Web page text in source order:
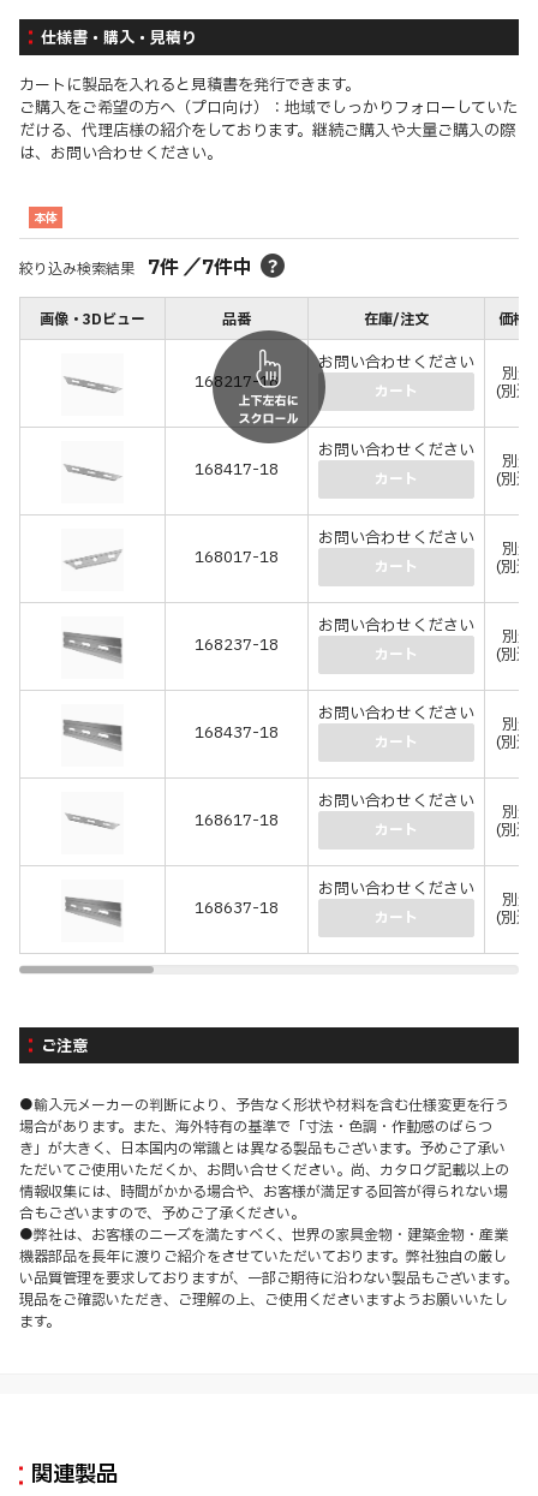
仕様書・購入・見積り
カートに製品を入れると見積書を発行できます。
ご購入をご希望の方へ（プロ向け）：地域でしっかりフォローしていた
だける、代理店様の紹介をしております。継続ご購入や大量ご購入の際
は、お問い合わせください。
本体
絞り込み検索結果 7件／7件中
画像・3Dビュー 品番 在庫/注文 価格(
168217-18
お問い合わせください
カート
別途
(別途
168417-18
お問い合わせください
カート
別途
(別途
168017-18
お問い合わせください
カート
別途
(別途
168237-18
お問い合わせください
カート
別途
(別途
168437-18
お問い合わせください
カート
別途
(別途
168617-18
お問い合わせください
カート
別途
(別途
168637-18
お問い合わせください
カート
別途
(別途
ご注意
●輸入元メーカーの判断により、予告なく形状や材料を含む仕様変更を行う
場合があります。また、海外特有の基準で「寸法・色調・作動感のばらつ
き」が大きく、日本国内の常識とは異なる製品もございます。予めご了承い
ただいてご使用いただくか、お問い合せください。尚、カタログ記載以上の
情報収集には、時間がかかる場合や、お客様が満足する回答が得られない場
合もございますので、予めご了承ください。
●弊社は、お客様のニーズを満たすべく、世界の家具金物・建築金物・産業
機器部品を長年に渡りご紹介をさせていただいております。弊社独自の厳し
い品質管理を要求しておりますが、一部ご期待に沿わない製品もございます。
現品をご確認いただき、ご理解の上、ご使用くださいますようお願いいたし
ます。
関連製品